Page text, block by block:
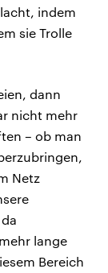
indem
sie Trolle
dann
nicht mehr
– ob man
Netz
lange
Bereich